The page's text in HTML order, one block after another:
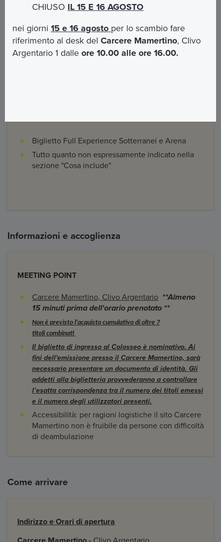
Biglietto di ingresso al Carcere Mamertino
Biglietto di ingresso al Parco Archeologico del
Colosseo
Visita guidata di circa 2 ore e 30 minuti nella
Biglietto Full Experience Sotterranei e Arena
Tutto quanto non espressamente indicato nella
sezione "Cosa include"
Informazioni e accoglienza
MEETING POINT
Carcere Mamertino, Clivo Argentario **Almeno
15 minuti prima dell'orario prenotato **
Non è previsto l'acquisto cumulativo di oltre 7
titoli combinati
Il biglietto di ingresso al Colosseo è nominativo. Ai
fini dell'emissione presso il Carcere Mamertino, sarà
necessario presentare un documento di identità. Gli
addetti alla biglietteria provvederanno a controllare
l’esatta corrispondenza tra il numero dei titoli emessi
e il numero degli utilizzatori presenti.
Accessibilità: per ragioni logistiche il sito Carcere
Mamertino non è fruibile da persone con difficoltà
di deambulazione
Come arrivare
Indirizzo e Orari di apertura
CHIUSO IL 15 E 16 AGOSTO
nei giorni15 e 16 agosto per lo scambio fare
riferimento al desk delCarcere Mamertino, Clivo
Argentario 1 dalleore 10.00 alle ore 16.00.